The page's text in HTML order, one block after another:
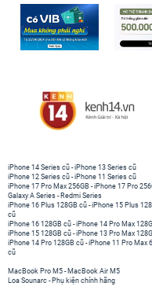
iPhone 14 Series cũ -iPhone 13 Series cũ
iPhone 12 Series cũ -iPhone 11 Series cũ
iPhone 17 Pro Max 256GB -iPhone 17 Pro
Galaxy A Series - Redmi Series
iPhone 16 Plus 128GB cũ -iPhone 15 Plus
cũ
iPhone 16 128GB cũ -iPhone 14 Pro Max
iPhone 15 128GB cũ -iPhone 13 Pro Max
iPhone 14 Pro 128GB cũ -iPhone 11 Pro Max
cũ
MacBook Pro M5 - MacBook Air M5
Loa Sounarc - Phụ kiện chính hãng